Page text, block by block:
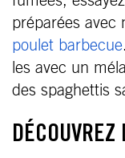
préparées avec
poulet barbecue
les avec un
des spaghettis
DÉCOUVREZ